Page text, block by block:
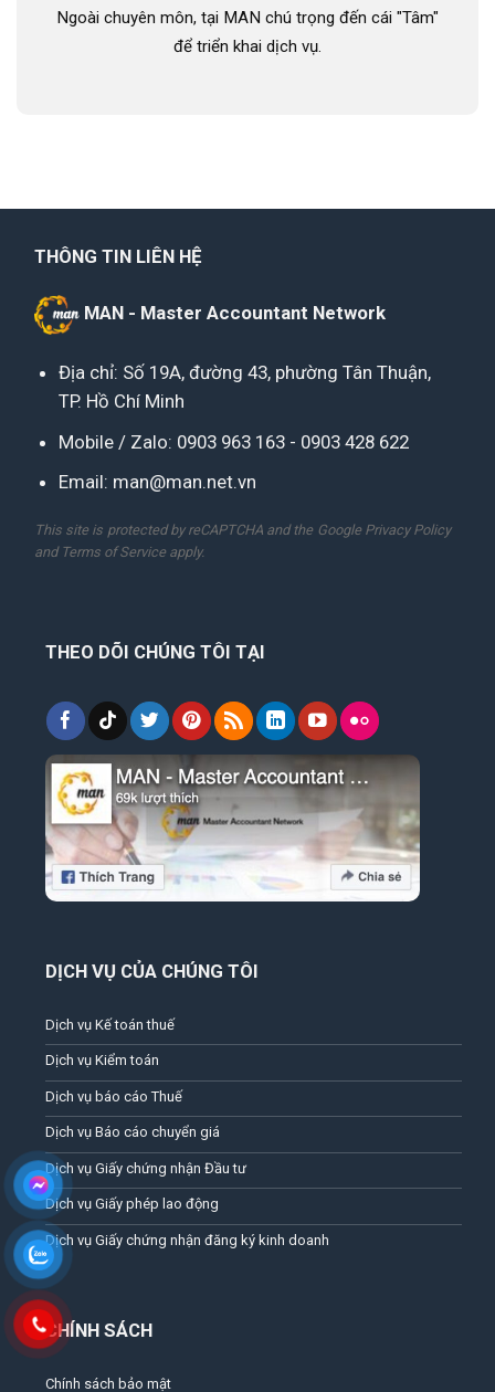
Ngoài chuyên môn, tại MAN chú trọng đến cái "Tâm"
để triển khai dịch vụ.
THÔNG TIN LIÊN HỆ
MAN - Master Accountant Network
Địa chỉ: Số 19A, đường 43, phường Tân Thuận,
TP. Hồ Chí Minh
Mobile / Zalo: 0903 963 163- 0903 428 622
Email: man@man.net.vn
This site is protected by reCAPTCHA and the Google Privacy Policy
and Terms of Serviceapply.
THEO DÕI CHÚNG TÔI TẠI
DỊCH VỤ CỦA CHÚNG TÔI
Dịch vụ Kế toán thuế
Dịch vụ Kiểm toán
Dịch vụ báo cáo Thuế
Dịch vụ Báo cáo chuyển giá
Dịch vụ Giấy chứng nhận Đầu tư
Dịch vụ Giấy phép lao động
Dịch vụ Giấy chứng nhận đăng ký kinh doanh
CHÍNH SÁCH
Chính sách bảo mật